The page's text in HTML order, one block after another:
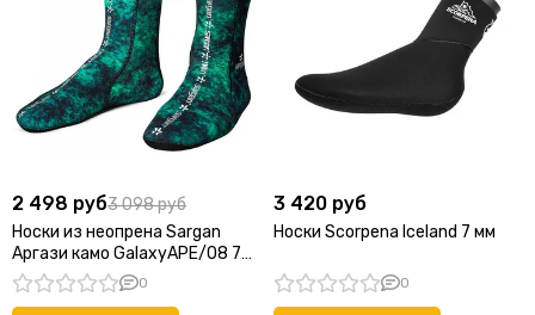
2 498 руб3 098 руб
Носки из неопрена Sargan
Аргази камо GalaxyAPE/08 7
мм
0
3 420 руб
Носки Scorpena Iceland 7 мм
0